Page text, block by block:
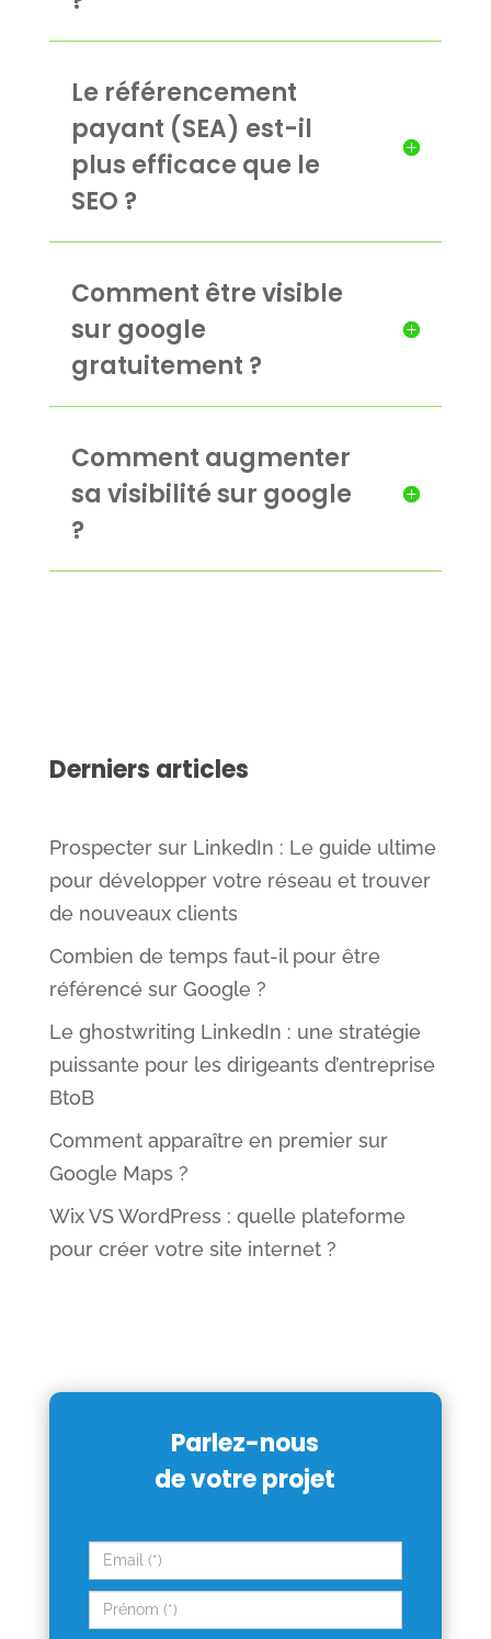
Le référencement
payant (SEA) est-il
plus efficace que le
SEO ?
Comment être visible
sur google
gratuitement ?
Comment augmenter
sa visibilité sur google
?
Derniers articles
Prospecter sur LinkedIn : Le guide ultime
pour développer votre réseau et trouver
de nouveaux clients
Combien de temps faut-il pour être
référencé sur Google ?
Le ghostwriting LinkedIn : une stratégie
puissante pour les dirigeants d’entreprise
BtoB
Comment apparaître en premier sur
Google Maps ?
Wix VS WordPress : quelle plateforme
pour créer votre site internet ?
Parlez-nous
de votre projet